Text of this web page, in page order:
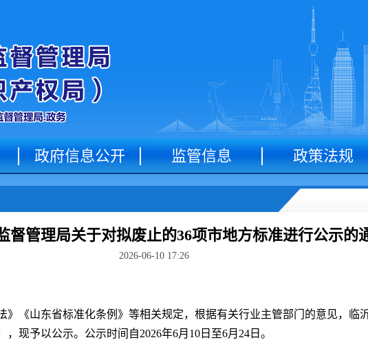
政府信息公开 监管信息 政策法规
督管理局关于对拟废止的36项市地方标准进行公示的
2026-06-10 17:26
》《山东省标准化条例》等相关规定，根据有关行业主管部门的意见，临
现予以公示。公示时间自2026年6月10日至6月24日。